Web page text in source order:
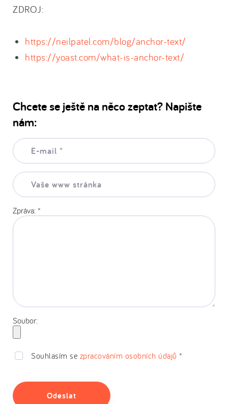
ZDROJ:
https://neilpatel.com/blog/anchor-text/
https://yoast.com/what-is-anchor-text/
Chcete se ještě na něco zeptat? Napište
nám:
E-
mail:
Vaše
www
stránka:
Zpráva: *
Soubor:
Souhlasím se zpracováním osobních údajů *
Odeslat